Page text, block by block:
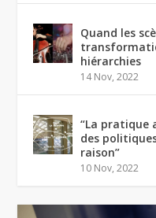
Quand les
hiérarchies
14 Nov, 2022
“La
des
raison”
10 Nov, 2022